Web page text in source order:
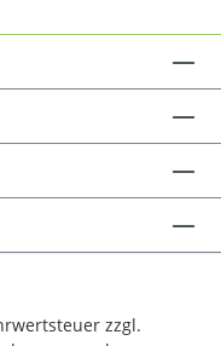
zzgl.